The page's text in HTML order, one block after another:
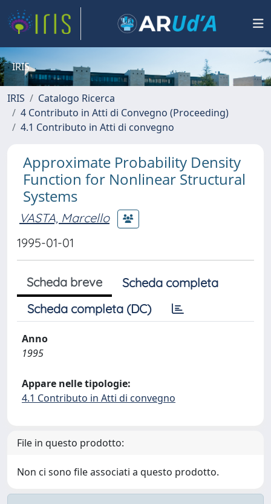
IRIS
IRIS
Catalogo Ricerca
4 Contributo in Atti di Convegno (Proceeding)
4.1 Contributo in Atti di convegno
Approximate Probability Density
Function for Nonlinear Structural
Systems
VASTA, Marcello
1995-01-01
Scheda breve
Scheda completa
Scheda completa (DC)
Anno
1995
Appare nelle tipologie:
4.1 Contributo in Atti di convegno
File in questo prodotto:
Non ci sono file associati a questo prodotto.